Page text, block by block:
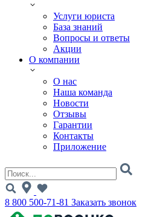
Услуги юриста
База знаний
Вопросы и ответы
Акции
О компании
О нас
Наша команда
Новости
Отзывы
Гарантии
Контакты
Приложение
8 800 500-71-81 Заказать звонок